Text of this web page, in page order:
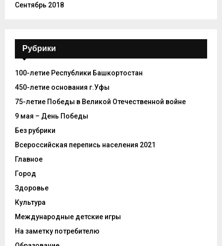
Сентябрь 2018
Рубрики
100-летие Республики Башкортостан
450-летие основания г.Уфы
75-летие Победы в Великой Отечественной войне
9 мая – День Победы
Без рубрики
Всероссийская перепись населения 2021
Главное
Город
Здоровье
Культура
Международные детские игры
На заметку потребителю